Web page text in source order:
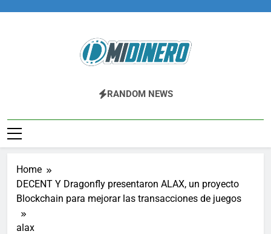
Midinero.co
Fintech, Criptomonedas
RANDOM NEWS
Home
DECENT Y Dragonfly presentaron ALAX, un proyecto
Blockchain para mejorar las transacciones de juegos
alax